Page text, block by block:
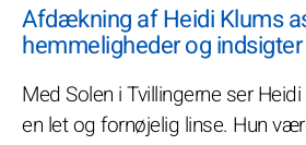
Afdækning af Heidi Klums
hemmeligheder og indsigter
Med Solen i Tvillingerne ser
en let og fornøjelig linse. Hun